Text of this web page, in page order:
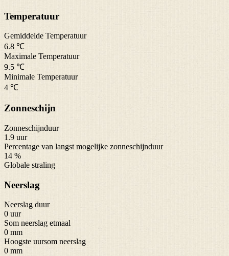
Temperatuur
Gemiddelde Temperatuur
6.8 ℃
Maximale Temperatuur
9.5 ℃
Minimale Temperatuur
4 ℃
Zonneschijn
Zonneschijnduur
1.9 uur
Percentage van langst mogelijke zonneschijnduur
14 %
Globale straling
Neerslag
Neerslag duur
0 uur
Som neerslag etmaal
0 mm
Hoogste uursom neerslag
0 mm